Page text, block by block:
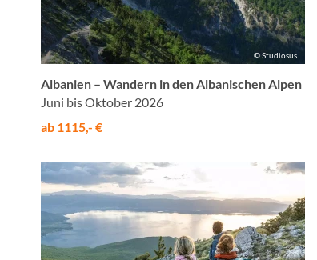
© Studiosus
Albanien – Wandern in den Albanischen Alpen
Juni bis Oktober 2026
ab 1115,- €